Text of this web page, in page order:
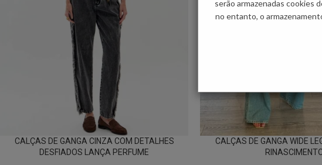
CALÇAS DE GANGA CINZA COM DETALHES
DESFIADOS LANÇA PERFUME
CALÇAS DE GANGA WIDE
serão armazenadas cookies
no entanto, o